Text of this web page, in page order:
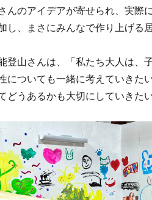
んのアイデアが寄せられ、実際
し、まさにみんなで作り上げる
登山さんは、「私たち大人は、
についても一緒に考えていきた
どうあるかも大切にしていきた